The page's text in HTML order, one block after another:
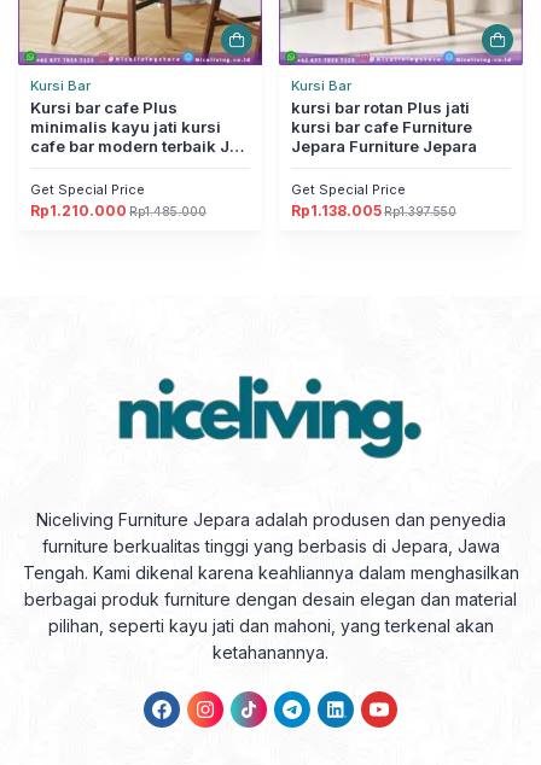
Kursi Bar
Kursi bar cafe Plus
minimalis kayu jati kursi
cafe bar modern terbaik Jati
Get Special Price
Rp1.485.000
Harga
Rp1.210.000
Harga
Kursi Bar
kursi bar rotan Plus jati
kursi bar cafe Furniture
Jepara Furniture Jepara
Get Special Price
Rp1.397.550
Harga
Rp1.138.005
Harga
Niceliving Furniture Jepara adalah produsen dan penyedia
furniture berkualitas tinggi yang berbasis di Jepara, Jawa
Tengah. Kami dikenal karena keahliannya dalam menghasilkan
berbagai produk furniture dengan desain elegan dan material
pilihan, seperti kayu jati dan mahoni, yang terkenal akan
ketahanannya.